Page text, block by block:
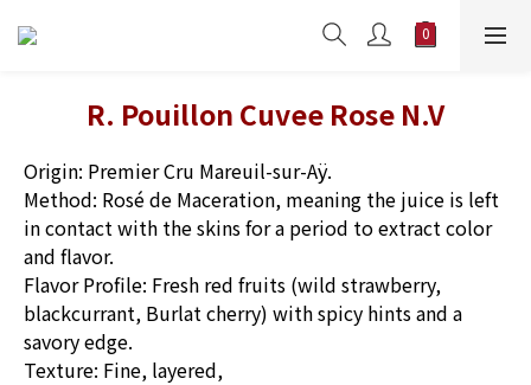
R. Pouillon Cuvee Rose N.V
Origin: Premier Cru Mareuil-sur-Aÿ.
Method: Rosé de Maceration, meaning the juice is left
in contact with the skins for a period to extract color
and flavor.
Flavor Profile: Fresh red fruits (wild strawberry,
blackcurrant, Burlat cherry) with spicy hints and a
savory edge.
Texture: Fine, layered,